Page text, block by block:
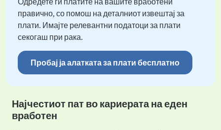
правично, со помош на деталниот извештај за
плати. Имајте релевантни податоци за плати
секогаш при рака.
Пробај ја алатката за плати бесплатно
Најчестиот пат во кариерата на еден
вработен